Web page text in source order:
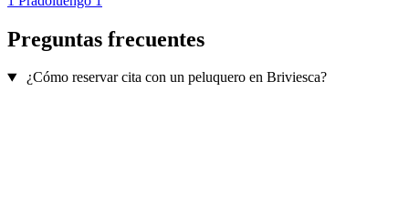
Preguntas frecuentes
¿Cómo reservar cita con un peluquero en Briviesca?